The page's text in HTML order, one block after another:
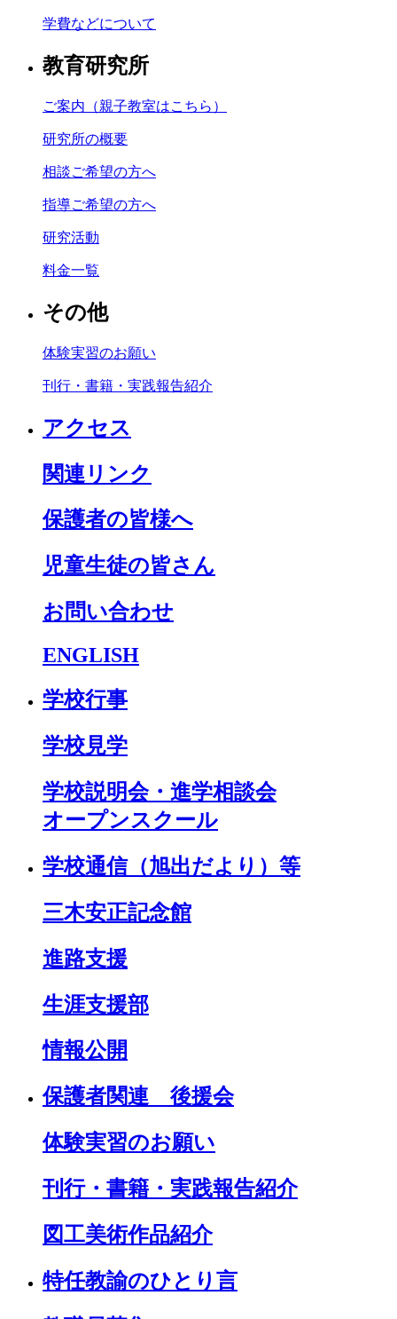
学費などについて
教育研究所
ご案内（親子教室はこちら）
研究所の概要
相談ご希望の方へ
指導ご希望の方へ
研究活動
料金一覧
その他
体験実習のお願い
刊行・書籍・実践報告紹介
アクセス
関連リンク
保護者の皆様へ
児童生徒の皆さん
お問い合わせ
ENGLISH
学校行事
学校見学
学校説明会・進学相談会
オープンスクール
学校通信（旭出だより）等
三木安正記念館
進路支援
生涯支援部
情報公開
保護者関連 後援会
体験実習のお願い
刊行・書籍・実践報告紹介
図工美術作品紹介
特任教諭のひとり言